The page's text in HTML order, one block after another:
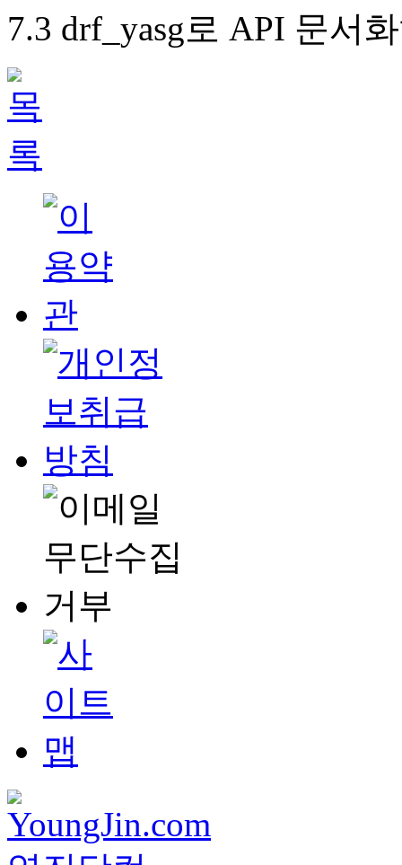
7.3 drf_yasg로 API 문서